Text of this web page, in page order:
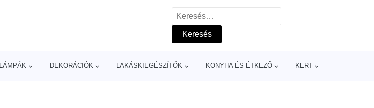
Keresés:
LÁMPÁK DEKORÁCIÓK LAKÁSKIEGÉSZÍTŐK KONYHA ÉS ÉTKEZŐ KERT